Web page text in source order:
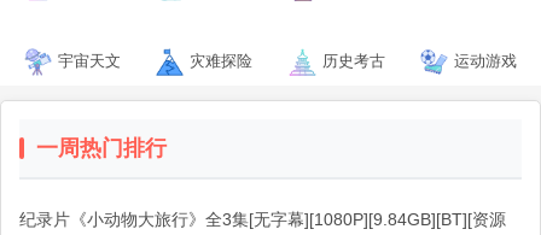
宇宙天文 灾难探险 历史考古 运动游戏
一周热门排行
纪录片《小动物大旅行》全3集[无字幕][1080P][9.84GB][BT][资源